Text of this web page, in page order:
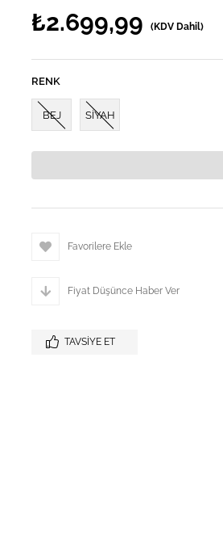
₺2.699,99 (KDV Dahil)
RENK
BEJ SİYAH
Favorilere Ekle
Fiyat Düşünce Haber Ver
TAVSIYE ET